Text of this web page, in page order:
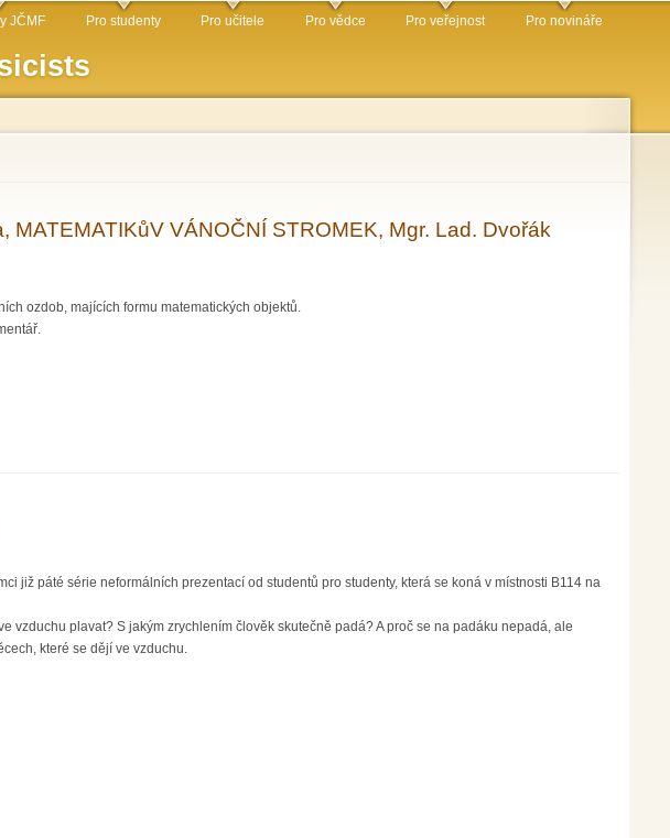
JČMF Pro studenty Pro učitele Pro vědce Pro veřejnost Pro novináře
VÁNOČNÍ STROMEK, Mgr. Lad. Dvořák
ozdob, majících formu matematických objektů.
již páté série neformálních prezentací od studentů pro studenty, která se koná v místnosti B114 na
plavat? S jakým zrychlením člověk skutečně padá? A proč se na padáku nepadá, ale
které se dějí ve vzduchu.